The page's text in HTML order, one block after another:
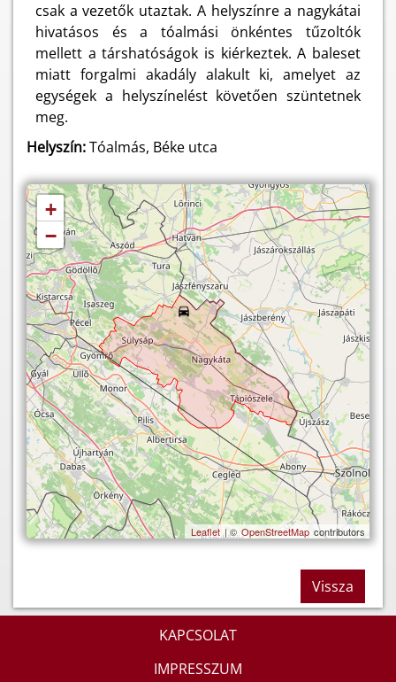
csak a vezetők utaztak. A helyszínre a nagykátai
hivatásos és a tóalmási önkéntes tűzoltók
mellett a társhatóságok is kiérkeztek. A baleset
miatt forgalmi akadály alakult ki, amelyet az
egységek a helyszínelést követően szüntetnek
meg.
Helyszín:Tóalmás, Béke utca
+
−
Leaflet | © OpenStreetMap contributors
Vissza
KAPCSOLAT
IMPRESSZUM